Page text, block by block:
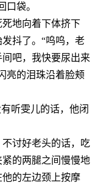
口袋。
地向着下体挤下
抖了。“呜呜，老
吧，我快要尿出来
亮的泪珠沿着脸颊
听雯儿的话，他闭
讨好老头的话，吃
的两腿之间慢慢地
的左边颈上按摩